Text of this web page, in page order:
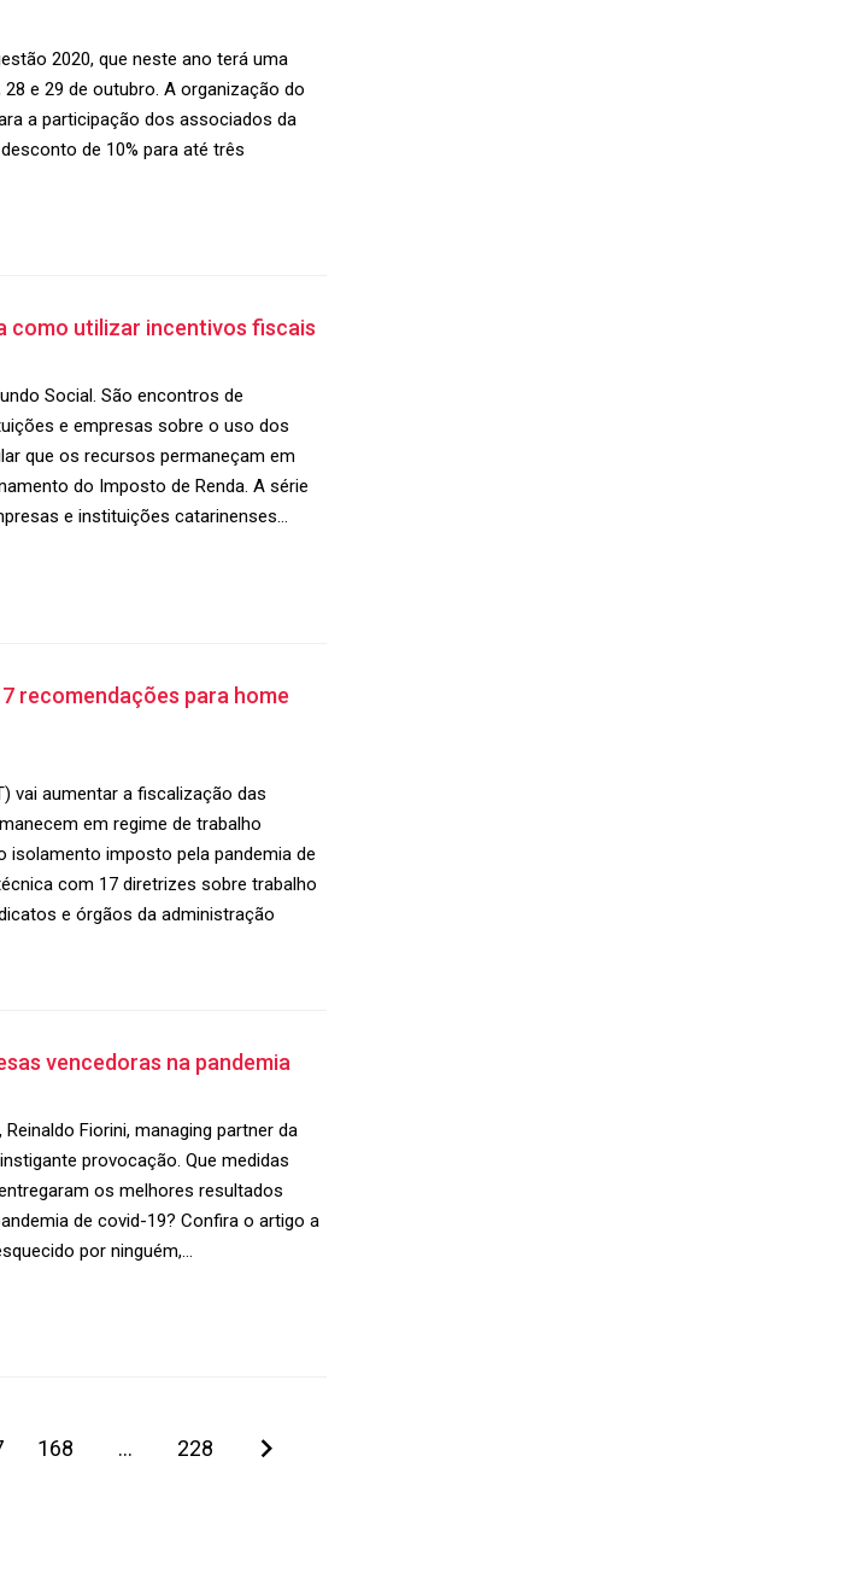
2020, que neste ano terá uma
e 29 de outubro. A organização do
a participação dos associados da
de 10% para até três
como utilizar incentivos fiscais
Social. São encontros de
e empresas sobre o uso dos
que os recursos permaneçam em
do Imposto de Renda. A série
e instituições catarinenses…
recomendações para home
vai aumentar a fiscalização das
em regime de trabalho
imposto pela pandemia de
com 17 diretrizes sobre trabalho
e órgãos da administração
vencedoras na pandemia
Fiorini, managing partner da
provocação. Que medidas
os melhores resultados
de covid-19? Confira o artigo a
por ninguém,…
168 … 228